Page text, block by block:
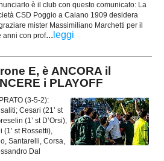
è il club con questo comunicato: La
CSD Poggio a Caiano 1909 desidera
mister Massimiliano Marchetti per il
anni con prof... leggi
E, è ANCORA il
i PLAYOFF
(3-5-2):
Cesari (21’ st
(1’ st D’Orsi),
(1’ st Rossetti),
Santarelli, Corsa,
Dal